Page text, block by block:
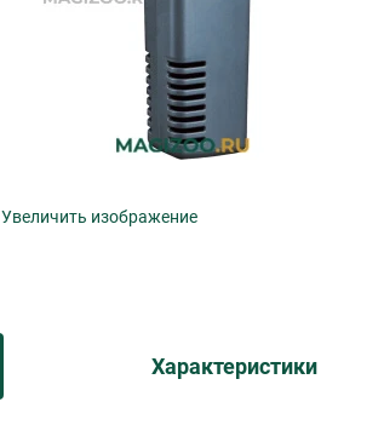
Увеличить изображение
Характеристики